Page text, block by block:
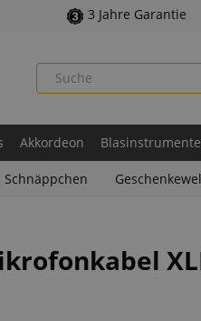
3 Jahre Garantie
Akkordeon Blasinstrumente
Schnäppchen